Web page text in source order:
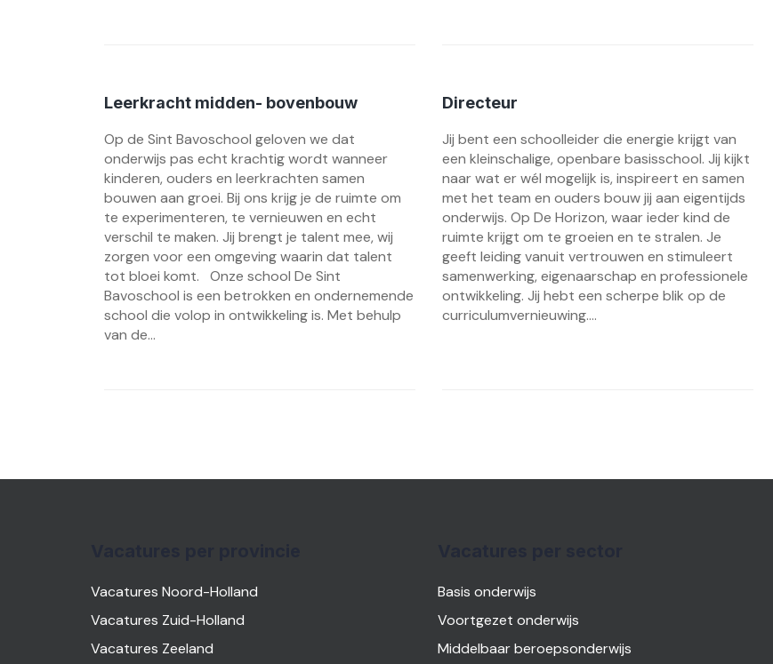
Leerkracht midden- bovenbouw
Op de Sint Bavoschool geloven we dat
onderwijs pas echt krachtig wordt wanneer
kinderen, ouders en leerkrachten samen
bouwen aan groei. Bij ons krijg je de ruimte om
te experimenteren, te vernieuwen en echt
verschil te maken. Jij brengt je talent mee, wij
zorgen voor een omgeving waarin dat talent
tot bloei komt. Onze school De Sint
Bavoschool is een betrokken en ondernemende
school die volop in ontwikkeling is. Met behulp
van de...
Directeur
Jij bent een schoolleider die energie krijgt van
een kleinschalige, openbare basisschool. Jij kijkt
naar wat er wél mogelijk is, inspireert en samen
met het team en ouders bouw jij aan eigentijds
onderwijs. Op De Horizon, waar ieder kind de
ruimte krijgt om te groeien en te stralen. Je
geeft leiding vanuit vertrouwen en stimuleert
samenwerking, eigenaarschap en professionele
ontwikkeling. Jij hebt een scherpe blik op de
curriculumvernieuwing....
Vacatures Noord-Holland
Vacatures Zuid-Holland
Vacatures Zeeland
Basis onderwijs
Voortgezet onderwijs
Middelbaar beroepsonderwijs